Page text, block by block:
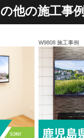
他の施工事例
W9808 施工事例